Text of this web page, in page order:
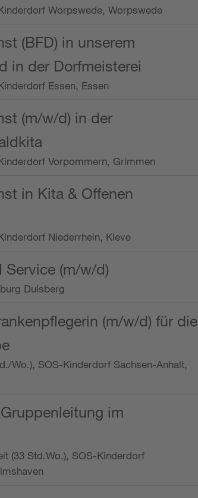
Worpswede, Worpswede
(BFD) in unserem
in der Dorfmeisterei
Essen, Essen
(m/w/d) in der
Vorpommern, Grimmen
in Kita & Offenen
Niederrhein, Kleve
Service (m/w/d)
Dulsberg
(m/w/d) für die
Wo.), SOS-Kinderdorf Sachsen-Anhalt,
im
(33 Std.Wo.), SOS-Kinderdorf